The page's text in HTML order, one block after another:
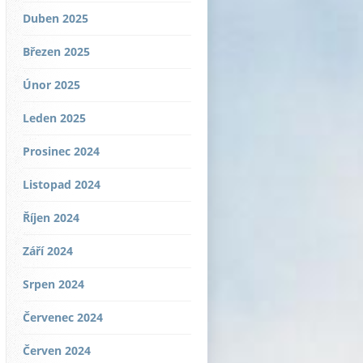
Duben 2025
Březen 2025
Únor 2025
Leden 2025
Prosinec 2024
Listopad 2024
Říjen 2024
Září 2024
Srpen 2024
Červenec 2024
Červen 2024